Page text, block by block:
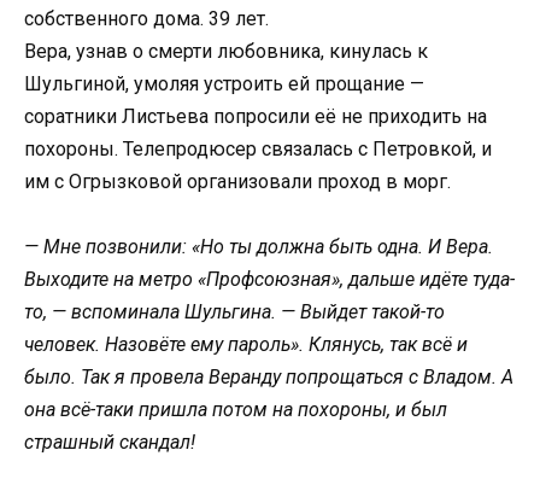
собственного дома. 39 лет.
Вера, узнав о смерти любовника, кинулась к
Шульгиной, умоляя устроить ей прощание —
соратники Листьева попросили её не приходить на
похороны. Телепродюсер связалась с Петровкой, и
им с Огрызковой организовали проход в морг.
— Мне позвонили: «Но ты должна быть одна. И Вера.
Выходите на метро «Профсоюзная», дальше идёте туда-
то, — вспоминала Шульгина. — Выйдет такой-то
человек. Назовёте ему пароль». Клянусь, так всё и
было. Так я провела Веранду попрощаться с Владом. А
она всё-таки пришла потом на похороны, и был
страшный скандал!